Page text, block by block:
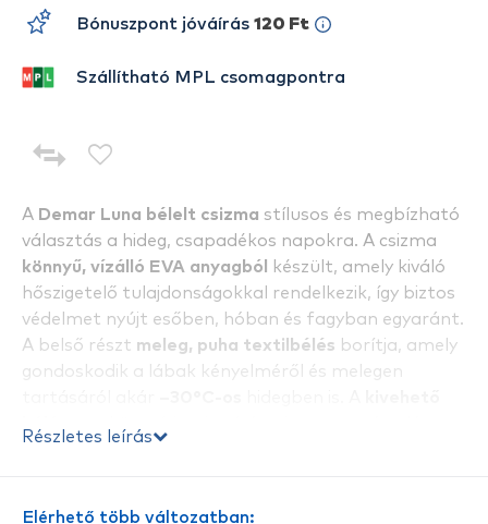
A Demar Luna bélelt csizma stílusos és megbízható
választás a hideg, csapadékos napokra. A csizma
könnyű, vízálló EVA anyagból
készült, amely kiváló
hőszigetelő tulajdonságokkal rendelkezik, így biztos
védelmet nyújt esőben, hóban és fagyban egyaránt.
A belső részt meleg, puha textilbélés borítja, amely
gondoskodik a lábak kényelméről és melegen
Részletes leírás
Elérhető több változatban:
Bónuszpont jóváírás 120 Ft
Szállítható MPL csomagpontra